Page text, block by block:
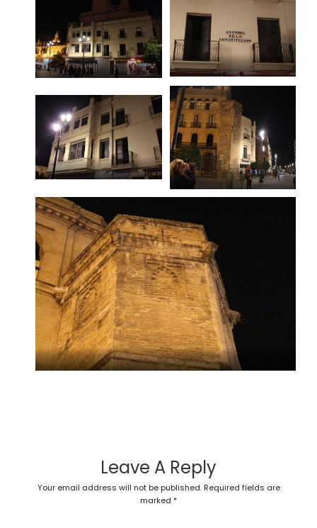
Leave A Reply
Your email address will not be published. Required fields are
marked *